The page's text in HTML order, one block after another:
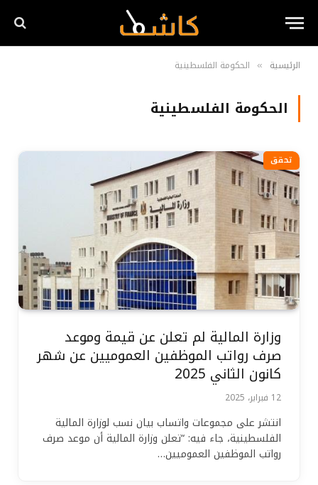
الرئيسية » الحكومة الفلسطينية
الحكومة الفلسطينية
تحقق
وزارة المالية لم تعلن عن قيمة وموعد
صرف رواتب الموظفين العموميين عن شهر
كانون الثاني 2025
12 فبراير، 2025
انتشر على مجموعات واتساب بيان نسب لوزارة المالية
الفلسطينية، جاء فيه: “تعلن وزارة المالية أن موعد صرف
رواتب الموظفين العموميين…